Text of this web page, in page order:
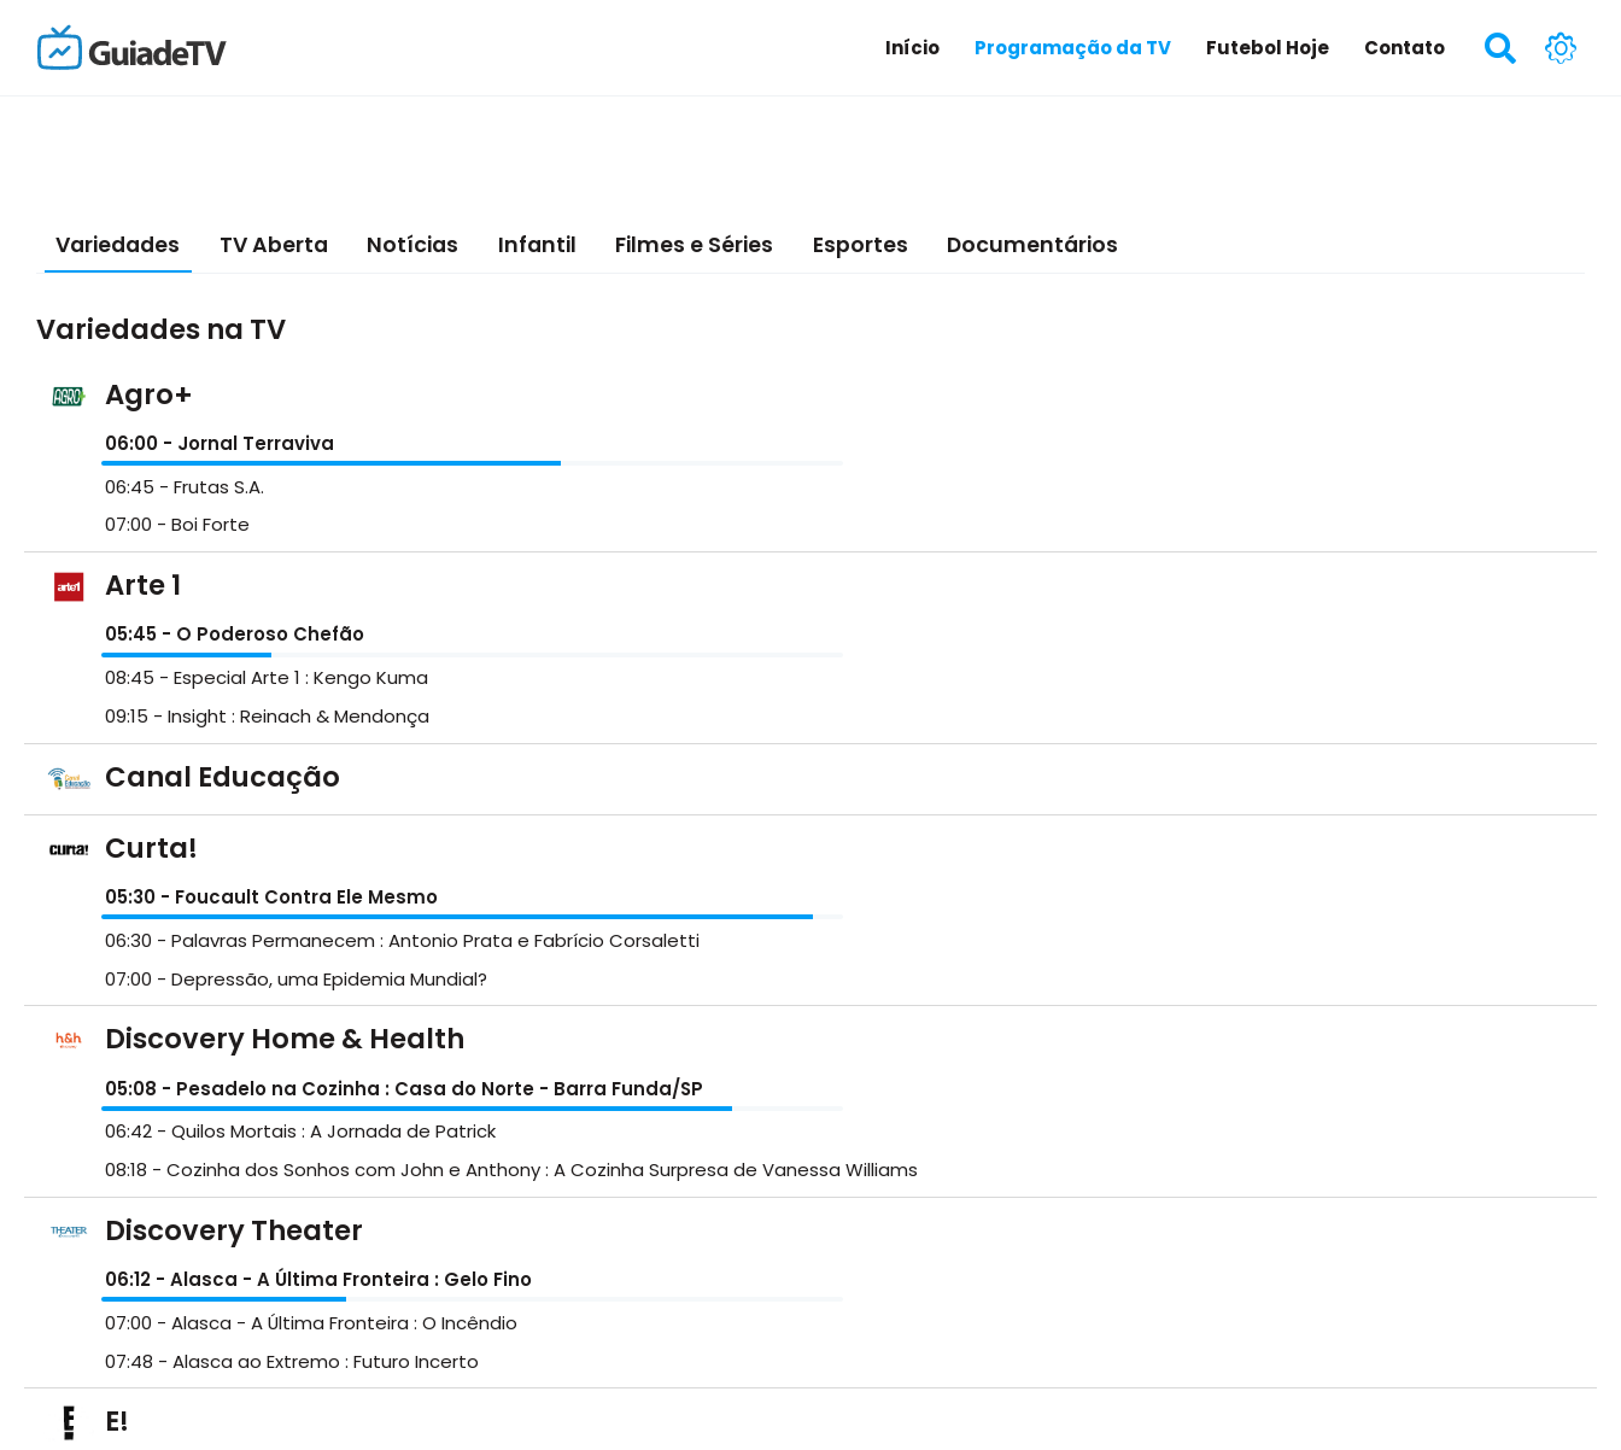
Início Programação da TV Futebol Hoje Contato
Variedades TV Aberta Notícias Infantil Filmes e Séries Esportes Documentários
Variedades na TV
Agro+
06:00 - Jornal Terraviva
06:45 - Frutas S.A.
07:00 - Boi Forte
Arte 1
05:45 - O Poderoso Chefão
08:45 - Especial Arte 1 : Kengo Kuma
09:15 - Insight : Reinach & Mendonça
Canal Educação
Curta!
05:30 - Foucault Contra Ele Mesmo
06:30 - Palavras Permanecem : Antonio Prata e Fabrício Corsaletti
07:00 - Depressão, uma Epidemia Mundial?
Discovery Home & Health
05:08 - Pesadelo na Cozinha : Casa do Norte - Barra Funda/SP
06:42 - Quilos Mortais : A Jornada de Patrick
08:18 - Cozinha dos Sonhos com John e Anthony : A Cozinha Surpresa de Vanessa Williams
Discovery Theater
06:12 - Alasca - A Última Fronteira : Gelo Fino
07:00 - Alasca - A Última Fronteira : O Incêndio
07:48 - Alasca ao Extremo : Futuro Incerto
E!